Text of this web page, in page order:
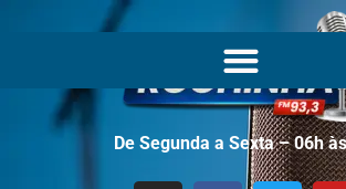
De Segunda a Sexta – 06h